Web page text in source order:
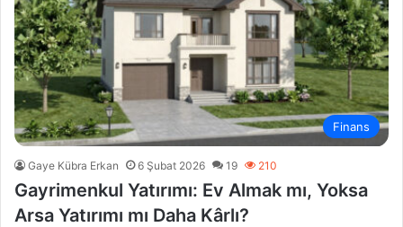
Finans
Gaye Kübra Erkan 6 Şubat 2026 19 210
Gayrimenkul Yatırımı: Ev Almak mı, Yoksa
Arsa Yatırımı mı Daha Kârlı?